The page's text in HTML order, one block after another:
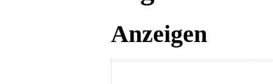
Anzeigen